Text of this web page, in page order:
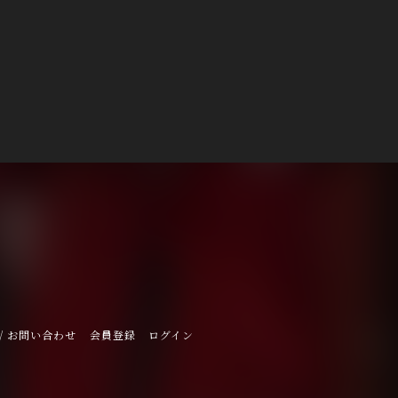
お問い合わせ 会員登録 ログイン